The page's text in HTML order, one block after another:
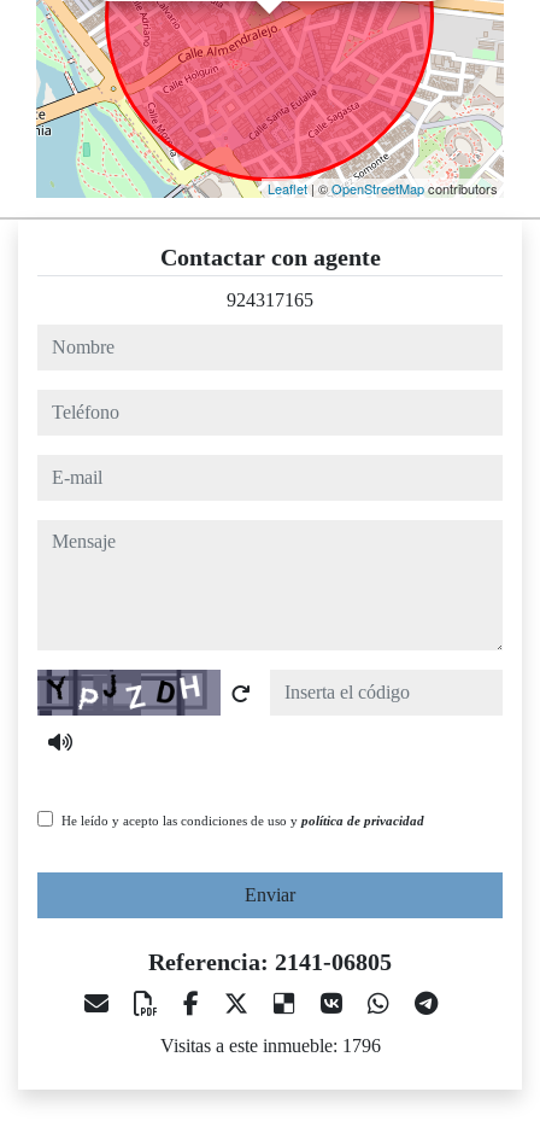
Leaflet| ©OpenStreetMapcontributors
Contactar con agente
924317165
nombre
teléfono
e-mail
mensaje
Captcha
He leído y acepto las condiciones de uso y política de privacidad
Enviar
Referencia: 2141-06805
Visitas a este inmueble: 1796